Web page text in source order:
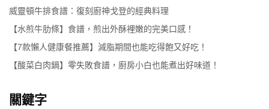
威靈頓牛排食譜：復刻廚神戈登的經典料理
【水煎牛肋條】食譜，煎出外酥裡嫩的完美口感！
【7款懶人健康餐推薦】減脂期間也能吃得飽又好吃！
【酸菜白肉鍋】零失敗食譜，廚房小白也能煮出好味道！
關鍵字